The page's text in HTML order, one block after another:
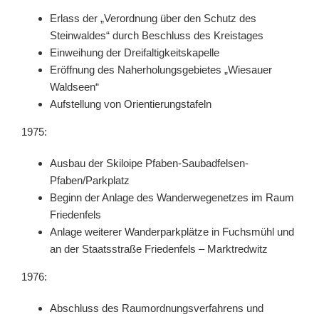
Erlass der „Verordnung über den Schutz des
Steinwaldes“ durch Beschluss des Kreistages
Einweihung der Dreifaltigkeitskapelle
Eröffnung des Naherholungsgebietes „Wiesauer
Waldseen“
Aufstellung von Orientierungstafeln
1975:
Ausbau der Skiloipe Pfaben-Saubadfelsen-
Pfaben/Parkplatz
Beginn der Anlage des Wanderwegenetzes im Raum
Friedenfels
Anlage weiterer Wanderparkplätze in Fuchsmühl und
an der Staatsstraße Friedenfels – Marktredwitz
1976:
Abschluss des Raumordnungsverfahrens und